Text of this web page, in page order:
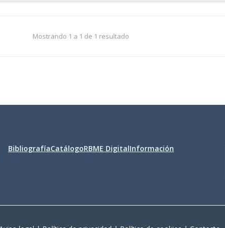
Mostrando 1 a 1 de 1 resultado
BibliografíaCatálogoRBME DigitalInformación